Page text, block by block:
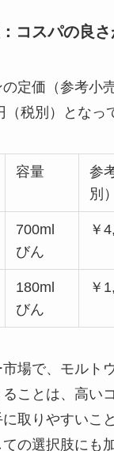
コスパの良さ
定価（参考小
税別）となっ
容量
参
別）
700ml
びん
￥
180ml
びん
￥
場で、モルト
ことは、高い
取りやすいこ
の選択肢にも